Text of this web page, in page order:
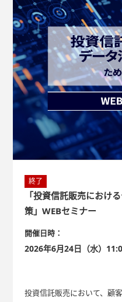
終了
「投資信託販売におけ
策」WEBセミナー
開催日時：
2026年6月24日（水）
投資信託販売において、顧